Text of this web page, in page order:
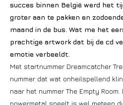
succes binnen België werd het
groter aan te pakken en
maand in de bus. Wat me het
prachtige artwork dat bij de cd
emotie verbeeldt.
Met startnummer Dreamcatcher
nummer dat wat onheilspellend
naar het nummer The Empty
powermetal speelt is wel meteen